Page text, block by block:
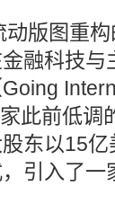
动版图重
融科技
此前低调
东以15
引入了